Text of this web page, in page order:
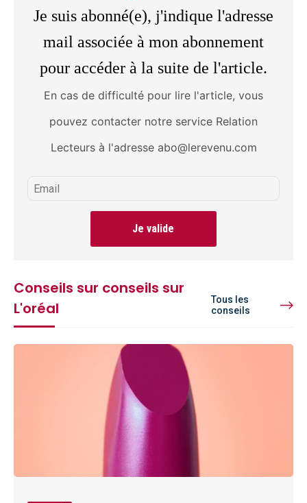
Je suis abonné(e), j'indique l'adresse
mail associée à mon abonnement
pour accéder à la suite de l'article.
En cas de difficulté pour lire l'article, vous
pouvez contacter notre service Relation
Lecteurs à l'adresse abo@lerevenu.com
Je valide
Conseils sur conseils sur
L'oréal
Tous les
conseils